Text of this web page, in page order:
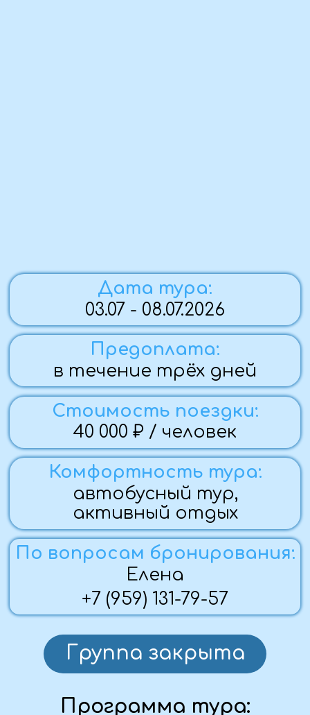
Группа закрыта
+7 (959) 131-79-57
Елена
По вопросам бронирования:
Программа тура:
— 8:00 завтрак, отправление в Приэльбрусье.
— Посещение альпинистско-охотничьего музея имени
Владимира Высоцкого. Он соединяет три ключевые
темы: рождение альпинизма; история обороны
Эльбруса; период жизни Владимира Высоцкого, когда
снимали «Вертикаль» и рождались его знаменитые
песни. Особый колорит создаёт хозяйка музея,
которая лично знала Высоцкого. Она живая связь с
той эпохой. Также узнаем историю местного
Эльбрус 207 раз, крайнее восхождение в 110 лет!
— Подъем по канатной дороге на гору Чегет, с её
склонов открывается лучшая панорама Эльбруса.
ущелье, поляну Чегет и Кавказские вершины.
— В одном из кафе сможете согреться ароматным
чаем с тем самым пирожком с хрустящей корочкой и
кисло-сладкой начинкой из горной брусники!
2 ДЕНЬ (04.07.26)
— Вечерний выезд ~18:00 из Алчевска, Стаханов и Брянка
- бесплатный трансфер, Луганска, Краснодона,
Свердловска.
1 ДЕНЬ (03.07.26)